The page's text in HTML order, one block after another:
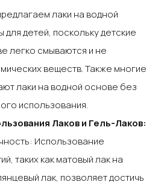
лаки на водной
детей, поскольку детские
легко смываются и не
веществ. Также многие
лаки на водной основе без
использования.‍
Лаков и Гель-Лаков‍:
Использование
таких как матовый лак на
лак, позволяет достичь